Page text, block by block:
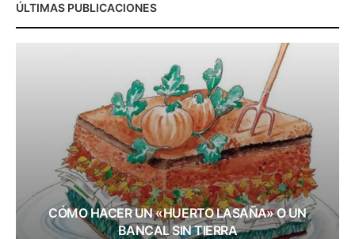
ÚLTIMAS PUBLICACIONES
CÓMO HACER UN «HUERTO LASAÑA» O UN
BANCAL SIN TIERRA